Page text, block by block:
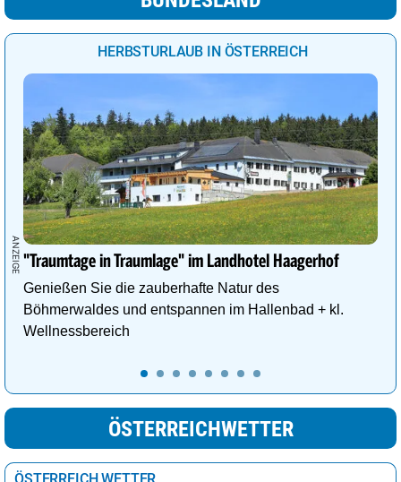
HERBSTURLAUB IN ÖSTERREICH
"Traumtage in Traumlage" im Landhotel Haagerhof
Genießen Sie die zauberhafte Natur des
Böhmerwaldes und entspannen im Hallenbad + kl.
Wellnessbereich
ÖSTERREICHWETTER